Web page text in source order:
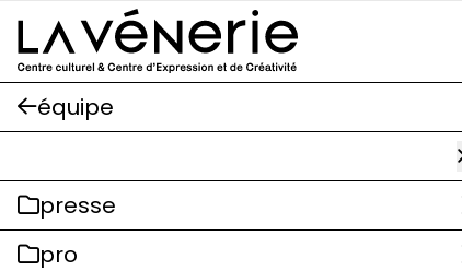
Aller au contenu principal
équipe
presse
pro